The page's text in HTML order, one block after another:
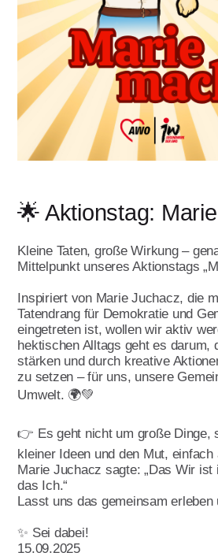
Umwelt- und
Verbandsarbeit
Referat Finanzen
Über uns
Zivilgesellschaft
Vorstand
Satzung
Leitbild
Werte
AWO
Aktivitäten im
Lotte Lemke
Download & Formulare
Presse
Publikationen
Themen
Marie macht's
Armutsstudie
Ausstellung Gesichter
Hauptrolle
AWO gegen Rassismus
Kontakt
🌟 Aktionstag:
Kleine Taten, große Wirkung –
Mittelpunkt unseres Aktionstags
Inspiriert von Marie Juchacz, die
Tatendrang für Demokratie und
eingetreten ist, wollen wir aktiv
hektischen Alltags geht es darum,
stärken und durch kreative
zu setzen – für uns, unsere
Umwelt. 🌍💚
👉 Es geht nicht um große Dinge,
kleiner Ideen und den Mut, einfach
Marie Juchacz sagte: „Das Wir
das Ich.“
Lasst uns das gemeinsam erleben
✨ Sei dabei!
15.09.2025